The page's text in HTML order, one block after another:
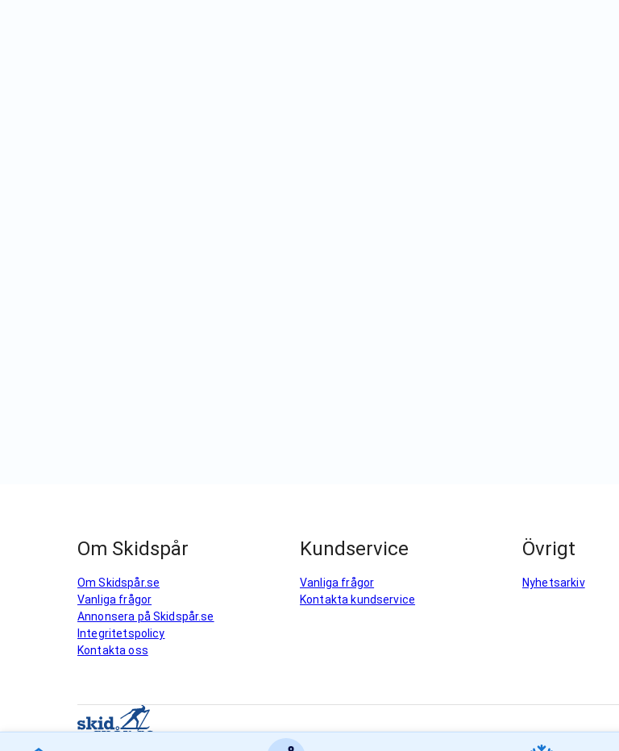
Om Skidspår
Om Skidspår.se
Vanliga frågor
Annonsera på Skidspår.se
Integritetspolicy
Kontakta oss
Kundservice
Vanliga frågor
Kontakta kundservice
Övrigt
Nyhetsarkiv